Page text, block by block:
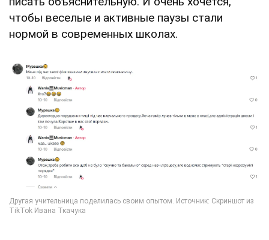
чтобы веселые и активные паузы стали
нормой в современных школах.